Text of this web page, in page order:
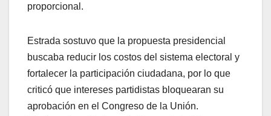
proporcional.
Estrada sostuvo que la propuesta presidencial
buscaba reducir los costos del sistema electoral y
fortalecer la participación ciudadana, por lo que
criticó que intereses partidistas bloquearan su
aprobación en el Congreso de la Unión.